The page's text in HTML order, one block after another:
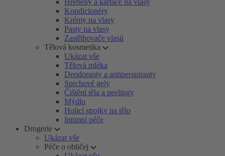
Hřebeny a kartáče na vlasy
Kondicionéry
Krémy na vlasy
Pasty na vlasy
Zastřihovače vlasů
Tělová kosmetika
Ukázat vše
Tělová mléka
Deodoranty a antiperspiranty
Sprchové gely
Čištění těla a peelingy
Mýdlo
Holicí strojky na tělo
Intimní péče
Drogerie
Ukázat vše
Péče o obličej